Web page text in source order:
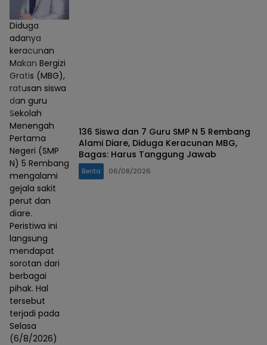
Diduga
adanya
keracunan
Makan Bergizi
Gratis (MBG),
ratusan siswa
dan guru
Sekolah
Menengah
Pertama
Negeri (SMP
N) 5 Rembang
mengalami
gejala sakit
perut dan
diare.
Peristiwa ini
langsung
mendapat
sorotan dari
berbagai
pihak. Hal
tersebut
terjadi pada
Selasa
(6/8/2026)
136 Siswa dan 7 Guru SMP N 5 Rembang
Alami Diare, Diduga Keracunan MBG,
Bagas: Harus Tanggung Jawab
Berita 06/08/2026